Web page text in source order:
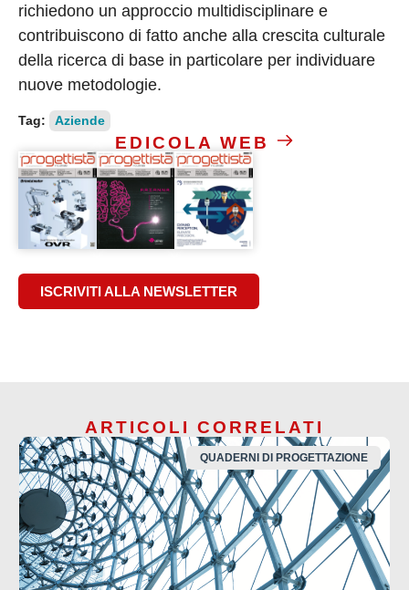
richiedono un approccio multidisciplinare e
contribuiscono di fatto anche alla crescita culturale
della ricerca di base in particolare per individuare
nuove metodologie.
Tag: Aziende
EDICOLA WEB
ISCRIVITI ALLA NEWSLETTER
ARTICOLI CORRELATI
QUADERNI DI PROGETTAZIONE